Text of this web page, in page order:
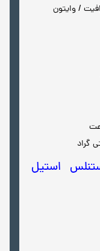
/ وایتون
استیل